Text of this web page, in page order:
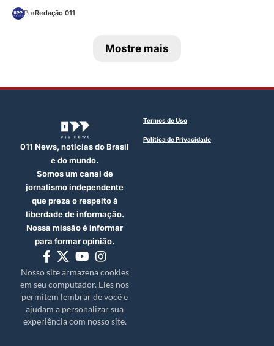
PorRedação 011
Mostre mais
011 News, notícias do Brasil
e do mundo.
Somos um canal de
jornalismo independente
que preza o respeito à
liberdade de informação.
Nossa missão é informar
para formar opinião.
Nosso site armazena cookies
em seu computador. Eles nos
permitem lembrar de você e
ajudam a personalizar sua
experiência com nosso site.
Termos de Uso
Política de Privacidade